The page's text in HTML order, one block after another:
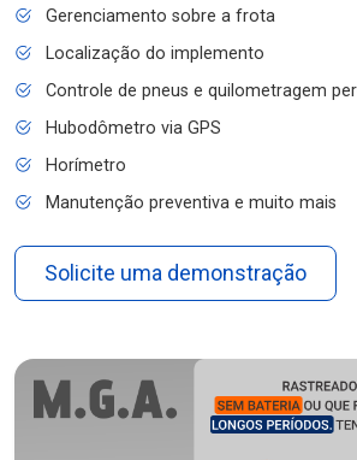
Gerenciamento sobre a frota
Localização do implemento
Controle de pneus e quilometragem
Hubodômetro via GPS
Horímetro
Manutenção preventiva e muito mais
Solicite uma demonstração